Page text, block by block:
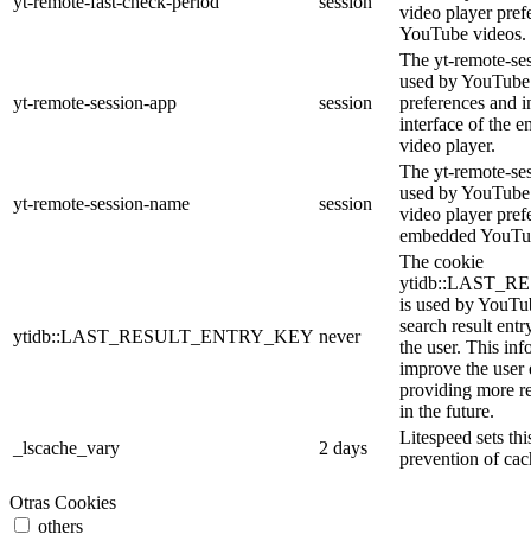
video player
YouTube videos.
yt-remote-session-app session
The yt-remote-
used by
preferences and
interface of the
video player.
yt-remote-session-name session
The yt-remote-
used by
video player
embedded
ytidb::LAST_RESULT_ENTRY_KEY never
The cookie
is used by
search result
the user. This
improve the user
providing more
in the future.
_lscache_vary
2 days
Litespeed sets
prevention of
Otras Cookies
others